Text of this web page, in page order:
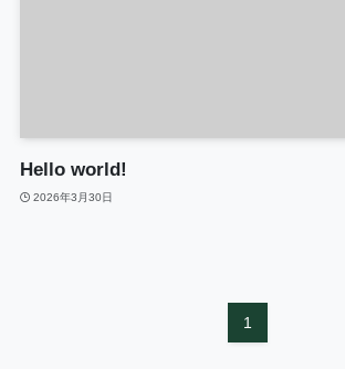
Hello world!
2026年3月30日
1